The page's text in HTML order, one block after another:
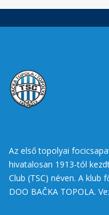
Az első topolyai
hivatalosan 1913-tól
Club (TSC) néven. A klub
DOO BAČKA TOPOLA.